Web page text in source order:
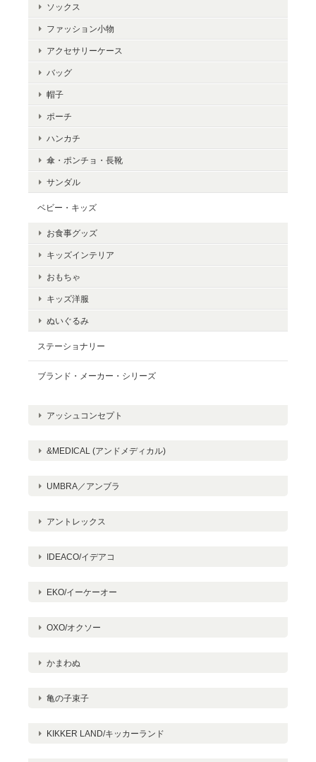
ソックス
ファッション小物
アクセサリーケース
バッグ
帽子
ポーチ
ハンカチ
傘・ポンチョ・長靴
サンダル
ベビー・キッズ
お食事グッズ
キッズインテリア
おもちゃ
キッズ洋服
ぬいぐるみ
ステーショナリー
ブランド・メーカー・シリーズ
アッシュコンセプト
&MEDICAL (アンドメディカル)
UMBRA／アンブラ
アントレックス
IDEACO/イデアコ
EKO/イーケーオー
OXO/オクソー
かまわぬ
亀の子束子
KIKKER LAND/キッカーランド